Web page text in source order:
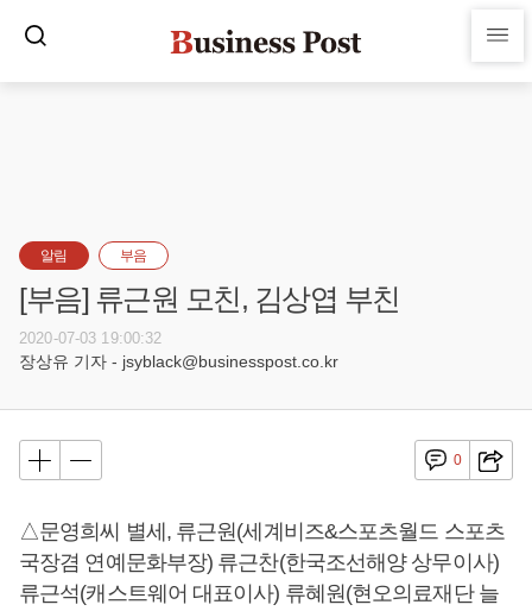
알림 부음
[부음] 류근원 모친, 김상엽 부친
2020-07-03 19:00:32
장상유 기자 - jsyblack@businesspost.co.kr
0
△문영희씨 별세, 류근원(세계비즈&스포츠월드 스포츠
국장겸 연예문화부장) 류근찬(한국조선해양 상무이사)
류근석(캐스트웨어 대표이사) 류혜원(현오의료재단 늘